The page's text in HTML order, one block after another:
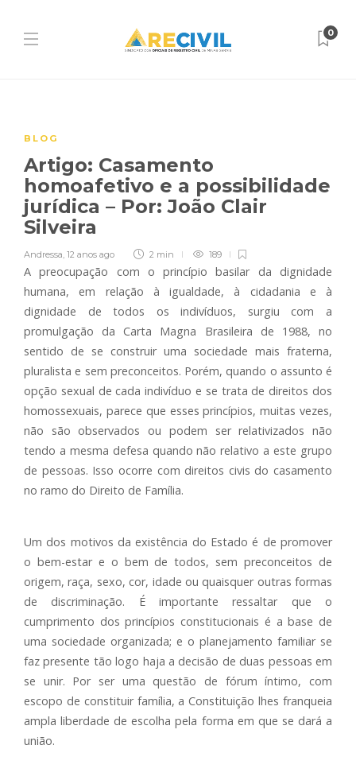
0
BLOG
Artigo: Casamento
homoafetivo e a possibilidade
jurídica – Por: João Clair
Silveira
Andressa, 12 anos ago 2 min 189
A preocupação com o princípio basilar da dignidade
humana, em relação à igualdade, à cidadania e à
dignidade de todos os indivíduos, surgiu com a
promulgação da Carta Magna Brasileira de 1988, no
sentido de se construir uma sociedade mais fraterna,
pluralista e sem preconceitos. Porém, quando o assunto é
opção sexual de cada indivíduo e se trata de direitos dos
homossexuais, parece que esses princípios, muitas vezes,
não são observados ou podem ser relativizados não
tendo a mesma defesa quando não relativo a este grupo
de pessoas. Isso ocorre com direitos civis do casamento
no ramo do Direito de Família.
Um dos motivos da existência do Estado é de promover
o bem-estar e o bem de todos, sem preconceitos de
origem, raça, sexo, cor, idade ou quaisquer outras formas
de discriminação. É importante ressaltar que o
cumprimento dos princípios constitucionais é a base de
uma sociedade organizada; e o planejamento familiar se
faz presente tão logo haja a decisão de duas pessoas em
se unir. Por ser uma questão de fórum íntimo, com
escopo de constituir família, a Constituição lhes franqueia
ampla liberdade de escolha pela forma em que se dará a
união.